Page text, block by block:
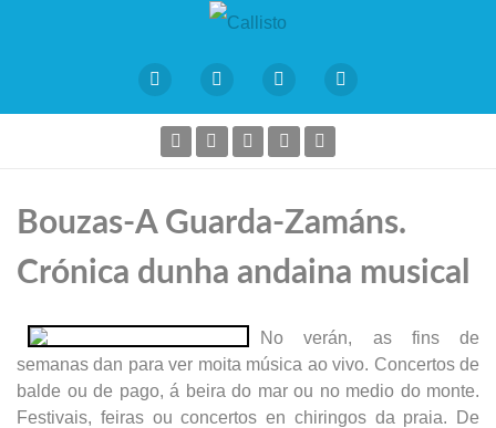
Bouzas-A Guarda-Zamáns.
Crónica dunha andaina musical
No verán, as fins de
semanas dan para ver moita música ao vivo. Concertos de
balde ou de pago, á beira do mar ou no medio do monte.
Festivais, feiras ou concertos en chiringos da praia. De